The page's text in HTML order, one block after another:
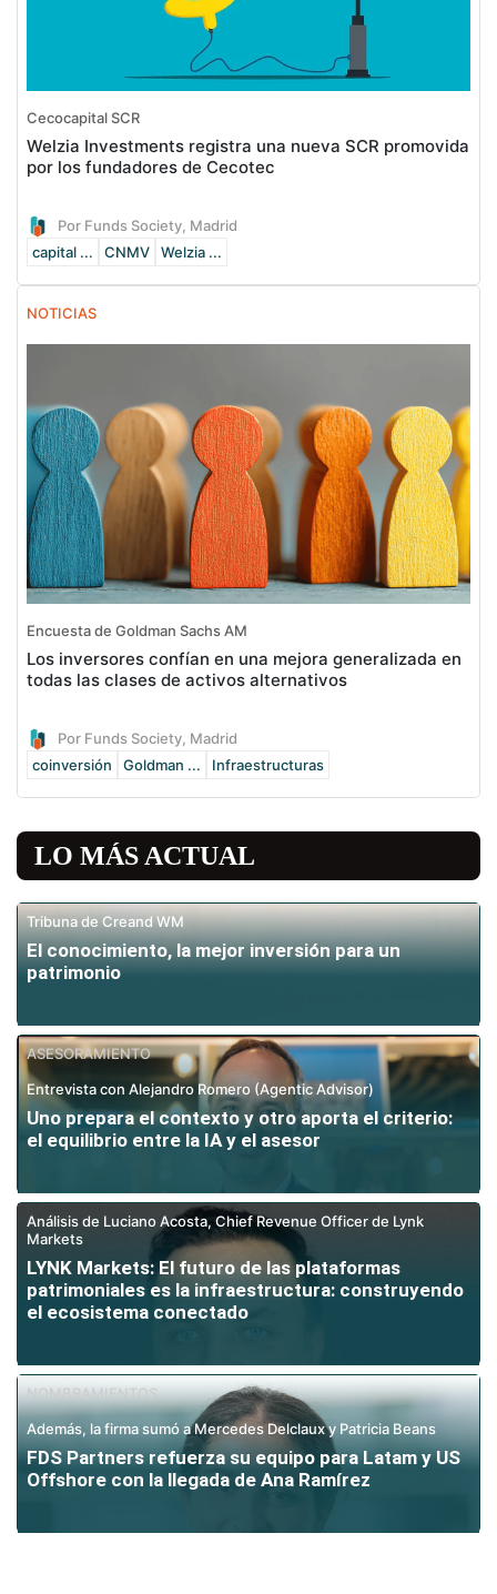
Cecocapital SCR
Welzia Investments registra una nueva SCR promovida
por los fundadores de Cecotec
Por Funds Society, Madrid
capital ...
CNMV Welzia ...
NOTICIAS
Encuesta de Goldman Sachs AM
Los inversores confían en una mejora generalizada en
todas las clases de activos alternativos
Por Funds Society, Madrid
coinversión
Goldman ... Infraestructuras
LO MÁS ACTUAL
Tribuna de Creand WM
El conocimiento, la mejor inversión para un
patrimonio
ASESORAMIENTO
Entrevista con Alejandro Romero (Agentic Advisor)
Uno prepara el contexto y otro aporta el criterio:
el equilibrio entre la IA y el asesor
Análisis de Luciano Acosta, Chief Revenue Officer de Lynk
Markets
LYNK Markets: El futuro de las plataformas
patrimoniales es la infraestructura: construyendo
el ecosistema conectado
NOMBRAMIENTOS
Además, la firma sumó a Mercedes Delclaux y Patricia Beans
FDS Partners refuerza su equipo para Latam y US
Offshore con la llegada de Ana Ramírez